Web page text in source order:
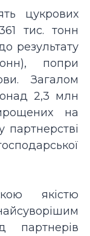
цукрових
тис. тонн
результату
попри
Загалом
2,3 млн
на
партнерстві
якістю
партнерів